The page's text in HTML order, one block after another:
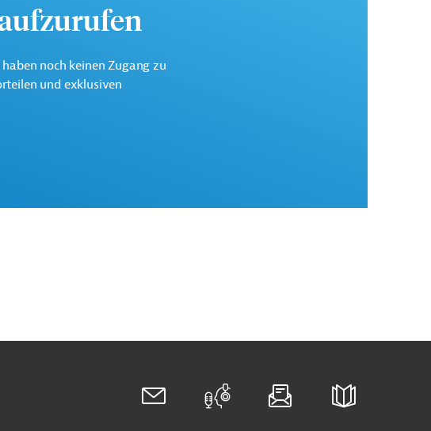
noch keinen Zugang zu
und exklusiven